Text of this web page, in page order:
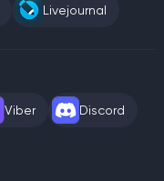
Livejournal
Viber Discord